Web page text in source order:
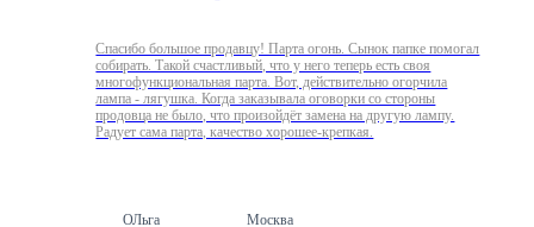
Спасибо большое продавцу! Парта огонь. Сынок папке помогал
собирать. Такой счастливый, что у него теперь есть своя
многофункциональная парта. Вот, действительно огорчила
лампа - лягушка. Когда заказывала оговорки со стороны
продовца не было, что произойдёт замена на другую лампу.
Радует сама парта, качество хорошее-крепкая.
ОЛьга Москва